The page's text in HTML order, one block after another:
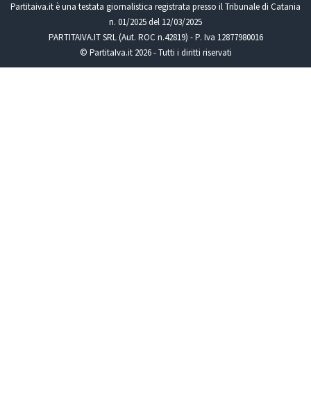
Partitaiva.it è una testata giornalistica registrata presso il Tribunale di Catania
n. 01/2025 del 12/03/2025
PARTITAIVA.IT SRL (Aut. ROC n.42819) - P. Iva 12877980016
© PartitaIva.it 2026 - Tutti i diritti riservati